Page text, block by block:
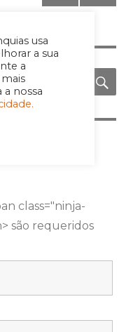
usa
a sua
a
a nossa
NA
class="ninja-
são requeridos